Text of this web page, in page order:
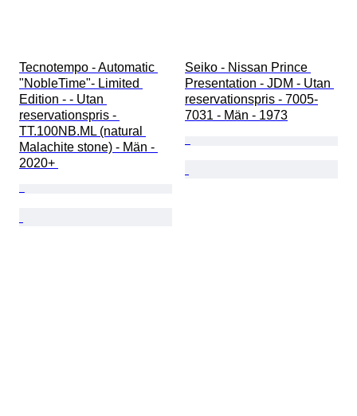
Tecnotempo - Automatic
"NobleTime"- Limited
Edition - - Utan
reservationspris -
TT.100NB.ML (natural
Malachite stone) - Män -
2020+
Seiko - Nissan Prince
Presentation - JDM - Utan
reservationspris - 7005-
7031 - Män - 1973